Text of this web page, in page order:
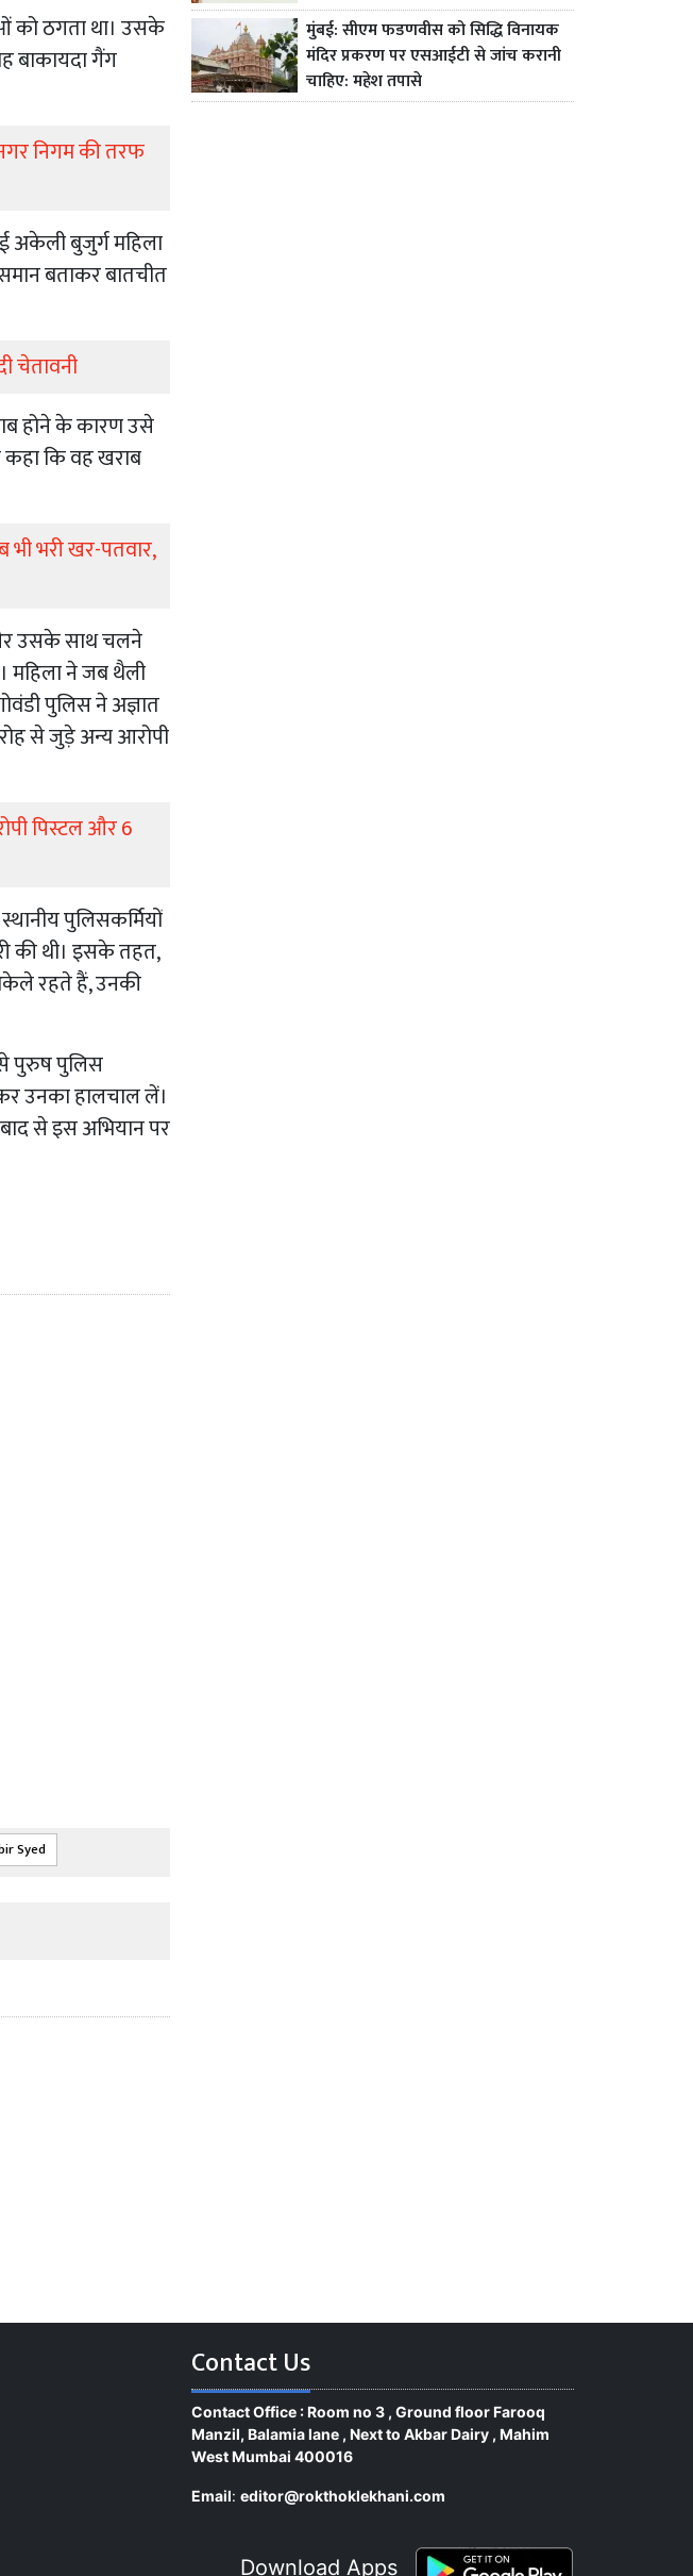
को ठगता था। उसके
बाकायदा गैंग
निगम की तरफ
अकेली बुजुर्ग महिला
बताकर बातचीत
चेतावनी
होने के कारण उसे
कि वह खराब
भी भरी खर-पतवार,
उसके साथ चलने
ने जब थैली
पुलिस ने अज्ञात
से जुड़े अन्य आरोपी
पिस्टल और 6
पुलिसकर्मियों
की थी। इसके तहत,
रहते हैं, उनकी
पुरुष पुलिस
उनका हालचाल लें।
से इस अभियान पर
Syed
मुंबई: सीएम फडणवीस को सिद्धि विनायक
मंदिर प्रकरण पर एसआईटी से जांच करानी
चाहिए: महेश तपासे
Contact Us
Contact Office : Room no 3 , Ground floor Farooq
Manzil, Balamia lane , Next to Akbar Dairy , Mahim
West Mumbai 400016
Email: editor@rokthoklekhani.com
Download Apps